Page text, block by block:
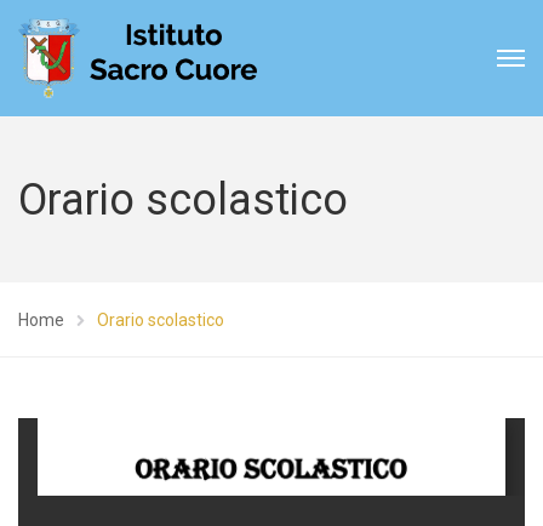
Orario scolastico
Home Orario scolastico